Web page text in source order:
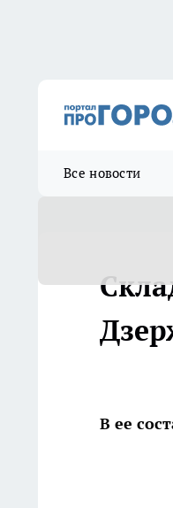
Все новости
В ее